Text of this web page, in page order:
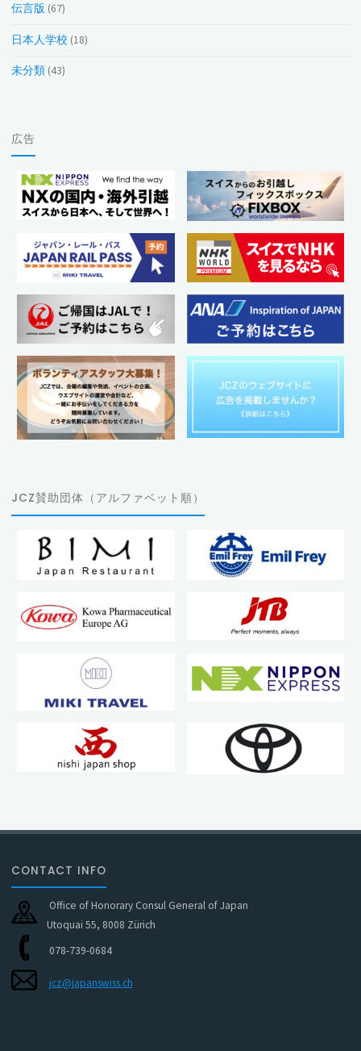
伝言版 (67)
日本人学校 (18)
未分類(43)
広告
JCZ賛助団体（アルファベット順）
CONTACT INFO
Office of Honorary Consul General of Japan
Utoquai 55, 8008 Zürich
078-739-0684
jcz@japanswiss.ch